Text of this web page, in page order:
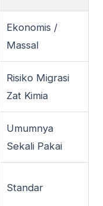
Ekonomis /
Massal
Risiko Migrasi
Zat Kimia
Umumnya
Sekali Pakai
Standar